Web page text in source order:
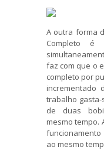
A outra forma
Completo é
faz com que o
completo por
incrementado
trabalho
de duas
mesmo tempo.
ao mesmo